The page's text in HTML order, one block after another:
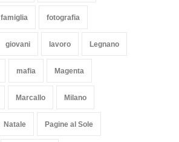
famiglia fotografia
giovani lavoro Legnano
mafia Magenta
Marcallo Milano
Natale Pagine al Sole